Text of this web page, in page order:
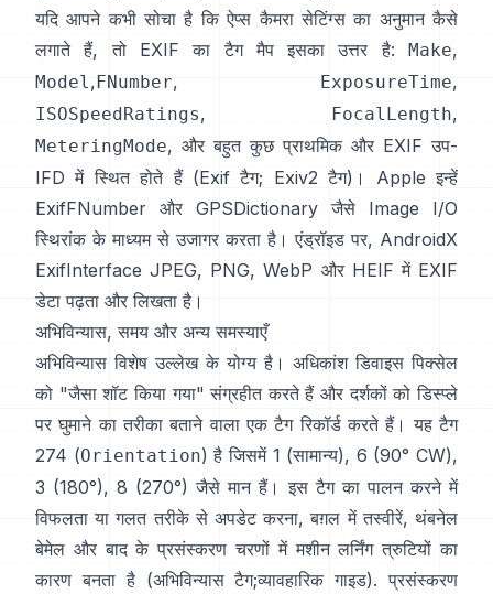
यदि आपने कभी सोचा है कि ऐप्स कैमरा सेटिंग्स का अनुमान कैसे
लगाते हैं, तो EXIF का टैग मैप इसका उत्तर है: Make,
Model,FNumber, ExposureTime,
ISOSpeedRatings, FocalLength,
MeteringMode, और बहुत कुछ प्राथमिक और EXIF उप-
IFD में स्थित होते हैं (Exif टैग; Exiv2 टैग)। Apple इन्हें
ExifFNumber और GPSDictionary जैसे Image I/O
स्थिरांक के माध्यम से उजागर करता है। एंड्रॉइड पर, AndroidX
ExifInterface JPEG, PNG, WebP और HEIF में EXIF
डेटा पढ़ता और लिखता है।
अभिविन्यास, समय और अन्य समस्याएँ
अभिविन्यास विशेष उल्लेख के योग्य है। अधिकांश डिवाइस पिक्सेल
को "जैसा शॉट किया गया" संग्रहीत करते हैं और दर्शकों को डिस्प्ले
पर घुमाने का तरीका बताने वाला एक टैग रिकॉर्ड करते हैं। यह टैग
274 (Orientation) है जिसमें 1 (सामान्य), 6 (90° CW),
3 (180°), 8 (270°) जैसे मान हैं। इस टैग का पालन करने में
विफलता या गलत तरीके से अपडेट करना, बग़ल में तस्वीरें, थंबनेल
बेमेल और बाद के प्रसंस्करण चरणों में मशीन लर्निंग त्रुटियों का
कारण बनता है (अभिविन्यास टैग;व्यावहारिक गाइड). प्रसंस्करण